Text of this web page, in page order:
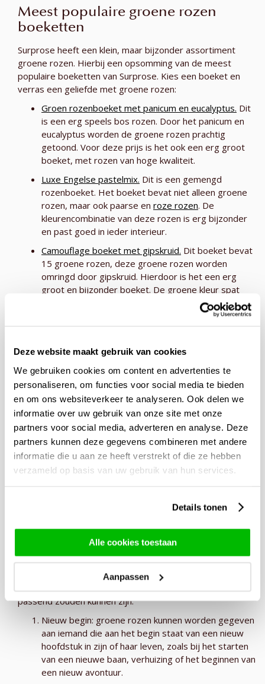
Deze website maakt gebruik van cookies
We gebruiken cookies om content en advertenties te
personaliseren, om functies voor social media te bieden
en om ons websiteverkeer te analyseren. Ook delen we
informatie over uw gebruik van onze site met onze
partners voor social media, adverteren en analyse. Deze
partners kunnen deze gegevens combineren met andere
informatie die u aan ze heeft verstrekt of die ze hebben
verzameld op basis van uw gebruik van hun services.
Details tonen
Alle cookies toestaan
Aanpassen
Meest populaire groene rozen
boeketten
Surprose heeft een klein, maar bijzonder assortiment
groene rozen. Hierbij een opsomming van de meest
populaire boeketten van Surprose. Kies een boeket en
verras een geliefde met groene rozen:
Groen rozenboeket met panicum en eucalyptus. Dit
is een erg speels bos rozen. Door het panicum en
eucalyptus worden de groene rozen prachtig
getoond. Voor deze prijs is het ook een erg groot
boeket, met rozen van hoge kwaliteit.
Luxe Engelse pastelmix. Dit is een gemengd
rozenboeket. Het boeket bevat niet alleen groene
rozen, maar ook paarse en roze rozen. De
kleurencombinatie van deze rozen is erg bijzonder
en past goed in ieder interieur.
Camouflage boeket met gipskruid. Dit boeket bevat
15 groene rozen, deze groene rozen worden
omringd door gipskruid. Hierdoor is het een erg
groot en bijzonder boeket. De groene kleur spat
De betekenis van groene rozen
Groene rozen zijn perfect voorgelegenhedenzoals een
geboorte. De groene rozen staan namelijk voor
vruchtbaarheid en jeugdigheid. Hiermee kun je dus heel
mooi de jonge ouders feliciteren met de komst van de
baby. Door de kleur groen kan een groen rozenboeket
worden gegeven bij degeboortevan een jongen of
meisje. Groene rozen staan ook voorhoop. Het is dus
ook een mooi boeket om te geven bij dagen zoals
verjaardagen voor mensen die voor jou speciaal zijn.
Groene rozen gelegenheden
Groene rozen zijn een unieke keuze voor verschillende
gelegenheden. Hun opvallende kleur kan een speciale
betekenis en symboliek overbrengen. Hier is een
passend zouden kunnen zijn:
Nieuw begin: groene rozen kunnen worden gegeven
aan iemand die aan het begin staat van een nieuw
hoofdstuk in zijn of haar leven, zoals bij het starten
van een nieuwe baan, verhuizing of het beginnen van
een nieuw avontuur.